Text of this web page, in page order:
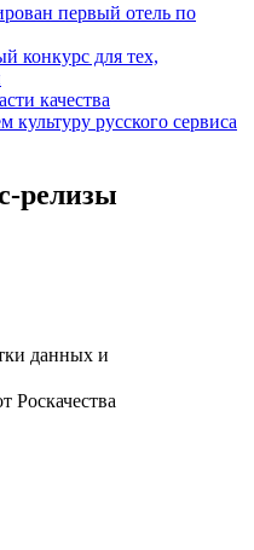
первый отель по
конкурс для тех,
качества
культуру русского сервиса
релизы
данных и
Роскачества